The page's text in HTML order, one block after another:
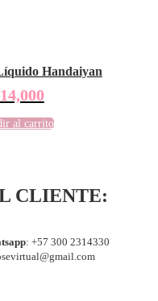
Handaiyan
al carrito
CLIENTE:
:+57 300 2314330